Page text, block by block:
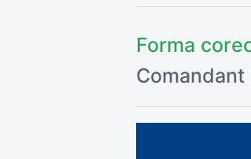
Forma